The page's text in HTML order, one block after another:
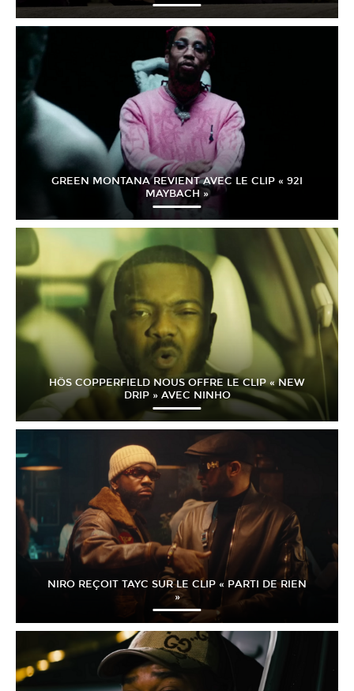
GREEN MONTANA REVIENT AVEC LE CLIP « 92I
MAYBACH »
HÖS COPPERFIELD NOUS OFFRE LE CLIP « NEW
DRIP » AVEC NINHO
NIRO REÇOIT TAYC SUR LE CLIP « PARTI DE RIEN
»